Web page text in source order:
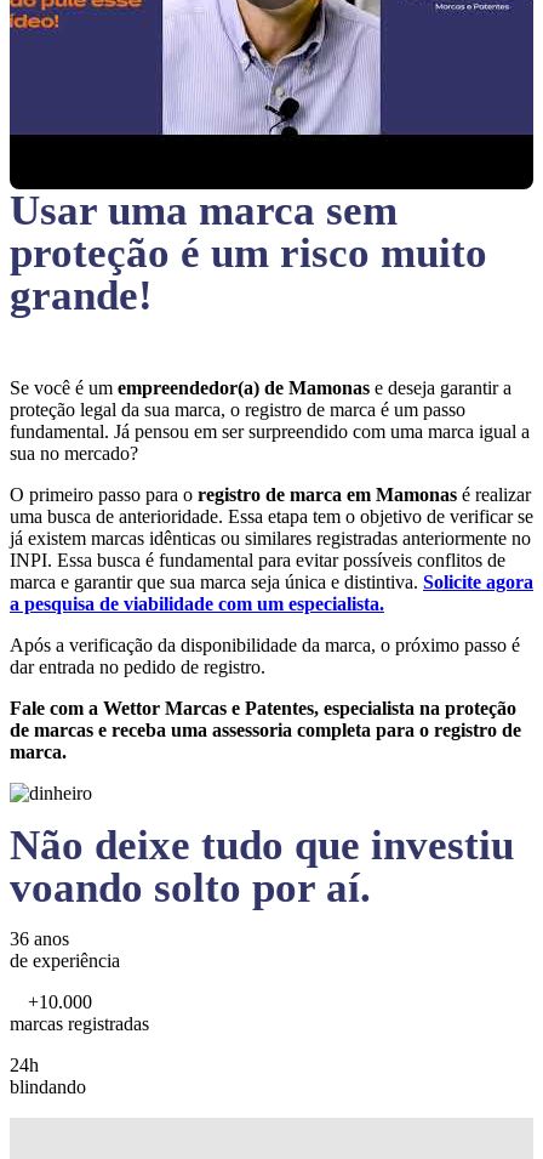
Usar uma marca sem
proteção é um risco muito
grande!
Se você é um empreendedor(a) de Mamonas e deseja garantir a
proteção legal da sua marca, o registro de marca é um passo
fundamental. Já pensou em ser surpreendido com uma marca igual a
sua no mercado?
O primeiro passo para o registro de marca em Mamonas é realizar
uma busca de anterioridade. Essa etapa tem o objetivo de verificar se
já existem marcas idênticas ou similares registradas anteriormente no
INPI. Essa busca é fundamental para evitar possíveis conflitos de
marca e garantir que sua marca seja única e distintiva. Solicite agora
a pesquisa de viabilidade com um especialista.
Após a verificação da disponibilidade da marca, o próximo passo é
dar entrada no pedido de registro.
Fale com a Wettor Marcas e Patentes, especialista na proteção
de marcas e receba uma assessoria completa para o registro de
marca.
Não deixe tudo que investiu
voando solto por aí.
36 anos
de experiência
+10.000
marcas registradas
24h
blindando